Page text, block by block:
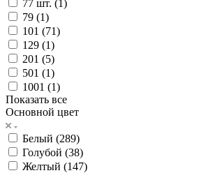
77 шт. (1)
79 (1)
101 (71)
129 (1)
201 (5)
501 (1)
1001 (1)
Показать все
Основной цвет
Белый (289)
Голубой (38)
Желтый (147)